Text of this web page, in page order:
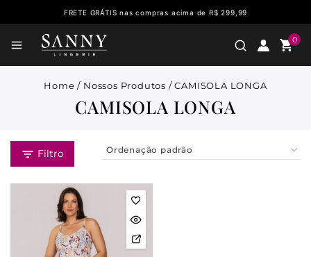
FRETE GRÁTIS nas compras acima de R$ 299,99
0
Home / Nossos Produtos / CAMISOLA LONGA
CAMISOLA LONGA
Filtro